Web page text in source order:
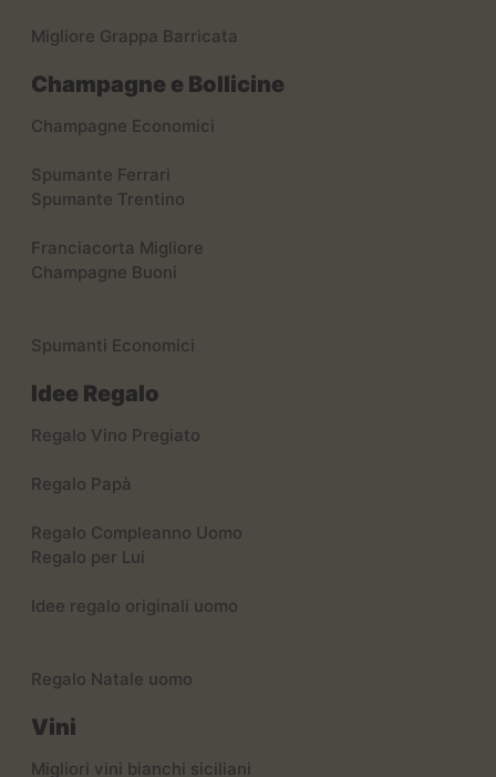
Migliore Grappa Barricata
Champagne e Bollicine
Champagne Economici
Spumante Ferrari
Spumante Trentino
Franciacorta Migliore
Champagne Buoni
Spumanti Economici
Idee Regalo
Regalo Vino Pregiato
Regalo Papà
Regalo Compleanno Uomo
Regalo per Lui
Idee regalo originali uomo
Regalo Natale uomo
Vini
Migliori vini bianchi siciliani